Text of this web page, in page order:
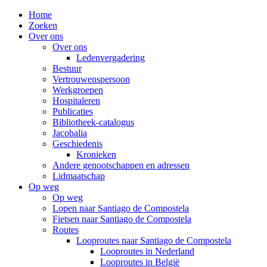
Home
Zoeken
Over ons
Over ons
Ledenvergadering
Bestuur
Vertrouwenspersoon
Werkgroepen
Hospitaleren
Publicaties
Bibliotheek-catalogus
Jacobalia
Geschiedenis
Kronieken
Andere genootschappen en adressen
Lidmaatschap
Op weg
Op weg
Lopen naar Santiago de Compostela
Fietsen naar Santiago de Compostela
Routes
Looproutes naar Santiago de Compostela
Looproutes in Nederland
Looproutes in België